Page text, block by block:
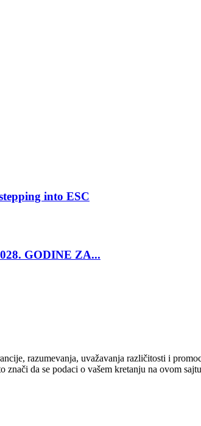
into ESC
GODINE ZA...
razumevanja, uvažavanja različitosti i
da se podaci o vašem kretanju na ovom